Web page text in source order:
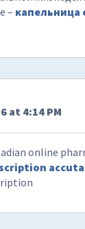
– капельница
at 4:14 PM
online